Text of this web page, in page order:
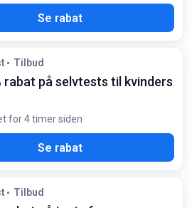
Se rabat
Tilbud
rabat på selvtests til kvinders
for 4 timer siden
Se rabat
Tilbud